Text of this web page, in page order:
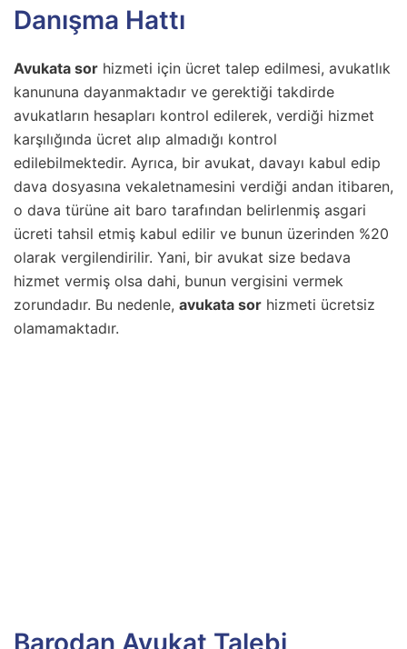
Danışma Hattı
Avukata sor hizmeti için ücret talep edilmesi, avukatlık
kanununa dayanmaktadır ve gerektiği takdirde
avukatların hesapları kontrol edilerek, verdiği hizmet
karşılığında ücret alıp almadığı kontrol
edilebilmektedir. Ayrıca, bir avukat, davayı kabul edip
dava dosyasına vekaletnamesini verdiği andan itibaren,
o dava türüne ait baro tarafından belirlenmiş asgari
ücreti tahsil etmiş kabul edilir ve bunun üzerinden %20
olarak vergilendirilir. Yani, bir avukat size bedava
hizmet vermiş olsa dahi, bunun vergisini vermek
zorundadır. Bu nedenle, avukata sor hizmeti ücretsiz
olamamaktadır.
Barodan Avukat Talebi